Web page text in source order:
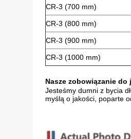
CR-3 (700 mm)
CR-3 (800 mm)
CR-3 (900 mm)
CR-3 (1000 mm)
Nasze zobowiązanie do
Jesteśmy dumni z bycia
myślą o jakości, poparte